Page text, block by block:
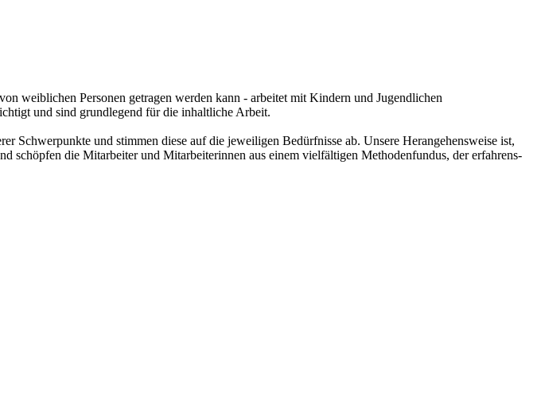
weiblichen Personen getragen werden kann - arbeitet mit Kindern und Jugendlichen
und sind grundlegend für die inhaltliche Arbeit.
und stimmen diese auf die jeweiligen Bedürfnisse ab. Unsere Herangehensweise ist,
schöpfen die Mitarbeiter und Mitarbeiterinnen aus einem vielfältigen Methodenfundus, der erfahrens-